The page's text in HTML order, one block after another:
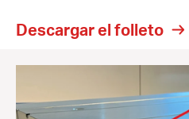
Descargar el folleto